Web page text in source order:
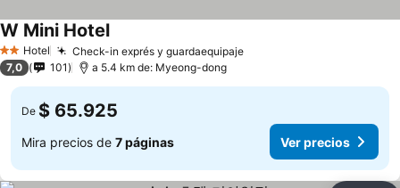
2 Estrellas
Hotel Check-in exprés y guardaequipaje
W Mini Hotel
7,0 101 a 5.4 km de: Myeong-dong
De $ 65.925
Mira precios de 7 páginas Ver precios